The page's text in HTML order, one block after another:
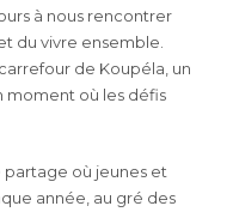
à nous rencontrer
du vivre ensemble.
de Koupéla, un
moment où les défis
partage où jeunes et
année, au gré des